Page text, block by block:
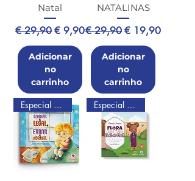
Natal
Preço normal
€ 29,90Preço promocional
€ 9,90
Adicionar
no
carrinho
NATALINAS
Preço normal
€ 29,90Preço
€ 19,90
Adicionar
no
carrinho
Especial de Natal Especial de Natal